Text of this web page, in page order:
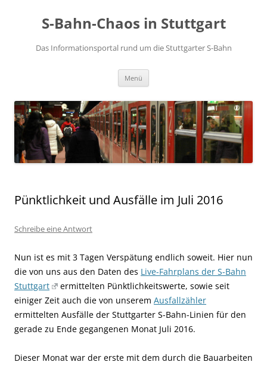
S-Bahn-Chaos in Stuttgart
Das Informationsportal rund um die Stuttgarter S-Bahn
Menü
Pünktlichkeit und Ausfälle im Juli 2016
Schreibe eine Antwort
Nun ist es mit 3 Tagen Verspätung endlich soweit. Hier nun
die von uns aus den Daten des Live-Fahrplans der S-Bahn
Stuttgart
ermittelten Pünktlichkeitswerte, sowie seit
einiger Zeit auch die von unserem Ausfallzähler
ermittelten Ausfälle der Stuttgarter S-Bahn-Linien für den
gerade zu Ende gegangenen Monat Juli 2016.
Dieser Monat war der erste mit dem durch die Bauarbeiten